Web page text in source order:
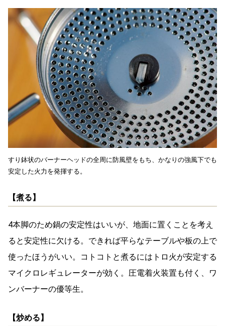
すり鉢状のバーナーヘッドの全周に防風壁をもち、かなりの強風下でも
安定した火力を発揮する。
【煮る】
4本脚のため鍋の安定性はいいが、地面に置くことを考え
ると安定性に欠ける。できれば平らなテーブルや板の上で
使ったほうがいい。コトコトと煮るにはトロ火が安定する
マイクロレギュレーターが効く。圧電着火装置も付く、ワ
ンバーナーの優等生。
【炒める】